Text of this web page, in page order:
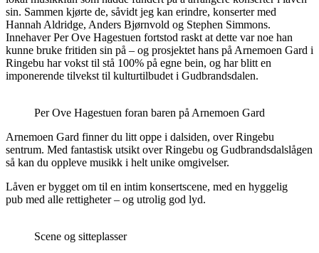
sin. Sammen kjørte de, såvidt jeg kan erindre, konserter med
Hannah Aldridge, Anders Bjørnvold og Stephen Simmons.
Innehaver Per Ove Hagestuen fortstod raskt at dette var noe han
kunne bruke fritiden sin på – og prosjektet hans på Arnemoen Gard i
Ringebu har vokst til stå 100% på egne bein, og har blitt en
imponerende tilvekst til kulturtilbudet i Gudbrandsdalen.
Per Ove Hagestuen foran baren på Arnemoen Gard
Arnemoen Gard finner du litt oppe i dalsiden, over Ringebu
sentrum. Med fantastisk utsikt over Ringebu og Gudbrandsdalslågen
så kan du oppleve musikk i helt unike omgivelser.
Låven er bygget om til en intim konsertscene, med en hyggelig
pub med alle rettigheter – og utrolig god lyd.
Scene og sitteplasser